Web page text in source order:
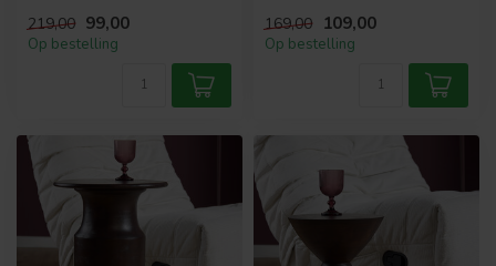
219,00 99,00
Op bestelling
169,00 109,00
Op bestelling